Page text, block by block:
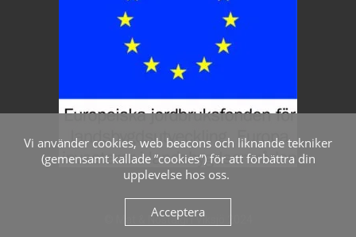
© Mat & Nostalgi i Viksjö 2024
Vi använder cookies, web beacons och liknande tekniker
(gemensamt kallade ”cookies”) för att förbättra din
upplevelse hos oss.
Acceptera